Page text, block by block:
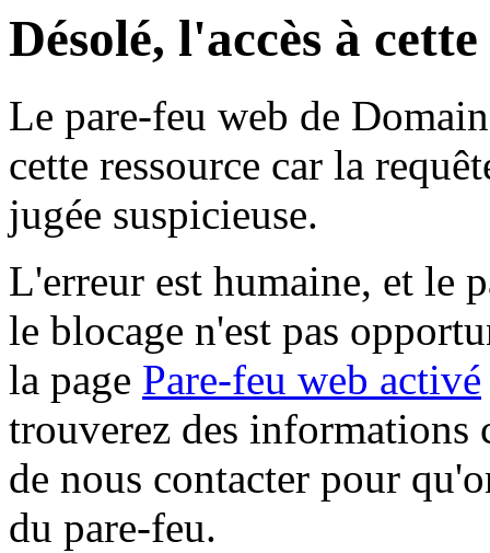
Désolé, l'accès à
Le pare-feu web de
cette ressource car la
jugée suspicieuse.
L'erreur est humaine, et le
le blocage n'est pas
la page Pare-feu web activé
trouverez des informations
de nous contacter pour
du pare-feu.